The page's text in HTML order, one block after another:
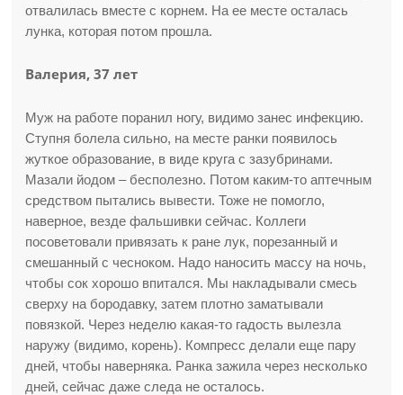
отвалилась вместе с корнем. На ее месте осталась
лунка, которая потом прошла.
Валерия, 37 лет
Муж на работе поранил ногу, видимо занес инфекцию.
Ступня болела сильно, на месте ранки появилось
жуткое образование, в виде круга с зазубринами.
Мазали йодом – бесполезно. Потом каким-то аптечным
средством пытались вывести. Тоже не помогло,
наверное, везде фальшивки сейчас. Коллеги
посоветовали привязать к ране лук, порезанный и
смешанный с чесноком. Надо наносить массу на ночь,
чтобы сок хорошо впитался. Мы накладывали смесь
сверху на бородавку, затем плотно заматывали
повязкой. Через неделю какая-то гадость вылезла
наружу (видимо, корень). Компресс делали еще пару
дней, чтобы наверняка. Ранка зажила через несколько
дней, сейчас даже следа не осталось.